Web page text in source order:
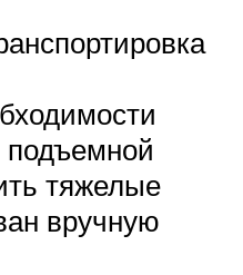
подъемной
тяжелые
вручную